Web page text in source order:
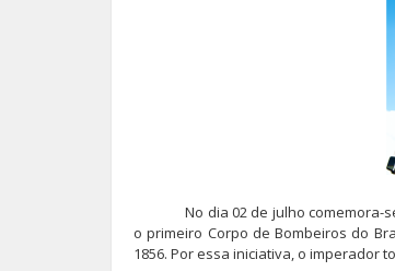
No dia 02 de julho comemora-
o primeiro Corpo de Bombeiros do
1856. Por essa iniciativa, o imperador